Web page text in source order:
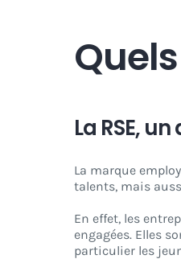
La RSE,
La marque
talents, mais
En effet, les
engagées. Elles
particulier les